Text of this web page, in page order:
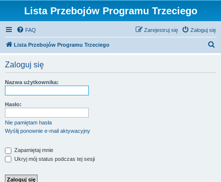
Lista Przebojów Programu Trzeciego
FAQ Zaloguj się
Zarejestruj się
Lista Przebojów Programu Trzeciego
Zaloguj się
Nazwa użytkownika:
Hasło:
Nie pamiętam hasła
Wyślij ponownie e-mail aktywacyjny
Zapamiętaj mnie
Ukryj mój status podczas tej sesji